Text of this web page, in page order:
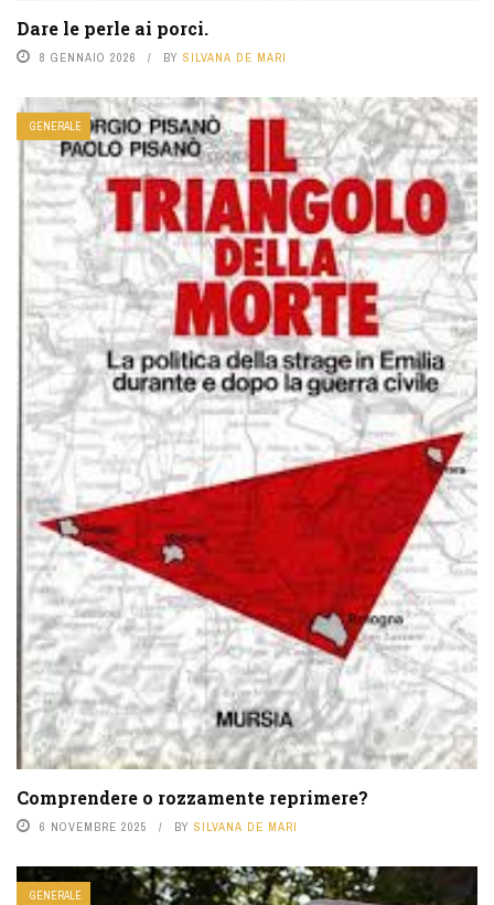
Dare le perle ai porci.
8 GENNAIO 2026 BY SILVANA DE MARI
GENERALE
Comprendere o rozzamente reprimere?
6 NOVEMBRE 2025 BY SILVANA DE MARI
GENERALE